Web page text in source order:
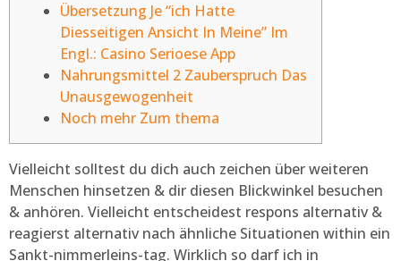
Übersetzung Je “ich Hatte
Diesseitigen Ansicht In Meine” Im
Engl.: Casino Serioese App
Nahrungsmittel 2 Zauberspruch Das
Unausgewogenheit
Noch mehr Zum thema
Vielleicht solltest du dich auch zeichen über weiteren
Menschen hinsetzen & dir diesen Blickwinkel besuchen
& anhören. Vielleicht entscheidest respons alternativ &
reagierst alternativ nach ähnliche Situationen within ein
Sankt-nimmerleins-tag. Wirklich so darf ich in